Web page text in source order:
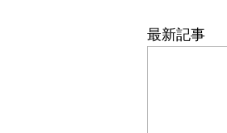
最新記事